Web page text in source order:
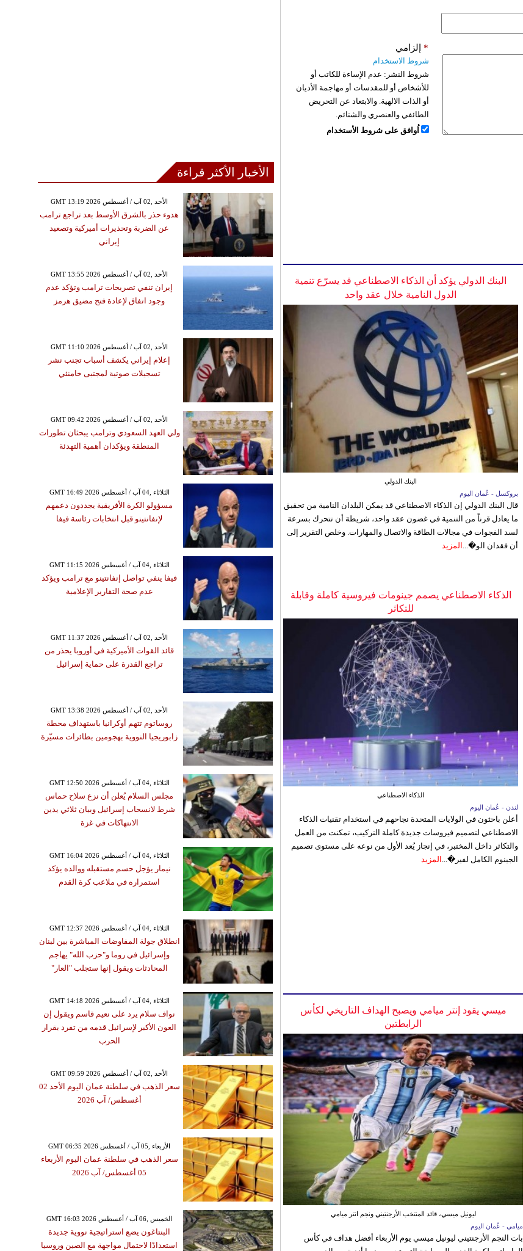
إلزامي *
شروط الاستخدام
شروط النشر: عدم الإساءة للكاتب أو
للأشخاص أو للمقدسات أو مهاجمة الأديان
أو الذات الالهية. والابتعاد عن التحريض
الطائفي والعنصري والشتائم.
اُوافق على شروط الأستخدام
البنك الدولي يؤكد أن الذكاء الاصطناعي قد يسرّع تنمية
الدول النامية خلال عقد واحد
البنك الدولي
بروكسل - عُمان اليوم
قال البنك الدولي إن الذكاء الاصطناعي قد يمكن البلدان النامية من تحقيق
ما يعادل قرناً من التنمية في غضون عقد واحد، شريطة أن تتحرك بسرعة
لسد الفجوات في مجالات الطاقة والاتصال والمهارات. وخلص التقرير إلى
أن فقدان الو�... المزيد
الذكاء الاصطناعي يصمم جينومات فيروسية كاملة وقابلة
للتكاثر
الذكاء الاصطناعي
لندن - عُمان اليوم
أعلن باحثون في الولايات المتحدة نجاحهم في استخدام تقنيات الذكاء
الاصطناعي لتصميم فيروسات جديدة كاملة التركيب، تمكنت من العمل
والتكاثر داخل المختبر، في إنجاز يُعد الأول من نوعه على مستوى تصميم
الجينوم الكامل لفير�... المزيد
ميسي يقود إنتر ميامي ويصبح الهداف التاريخي لكأس
الرابطتين
ليونيل ميسي، قائد المنتخب الأرجنتيني ونجم انتر ميامي
ميامي - عُمان اليوم
بات النجم الأرجنتيني ليونيل ميسي يوم الأربعاء أفضل هداف في كأس
الأخبار الأكثر قراءة
GMT 13:19 2026 الأحد ,02 آب / أغسطس
هدوء حذر بالشرق الأوسط بعد تراجع ترامب
عن الضربة وتحذيرات أميركية وتصعيد
إيراني
GMT 13:55 2026 الأحد ,02 آب / أغسطس
إيران تنفي تصريحات ترامب وتؤكد عدم
وجود اتفاق لإعادة فتح مضيق هرمز
GMT 11:10 2026 الأحد ,02 آب / أغسطس
إعلام إيراني يكشف أسباب تجنب نشر
تسجيلات صوتية لمجتبى خامنئي
GMT 09:42 2026 الأحد ,02 آب / أغسطس
ولي العهد السعودي وترامب يبحثان تطورات
المنطقة ويؤكدان أهمية التهدئة
GMT 16:49 2026 الثلاثاء ,04 آب / أغسطس
مسؤولو الكرة الأفريقية يجددون دعمهم
لإنفانتينو قبل انتخابات رئاسة فيفا
GMT 11:15 2026 الثلاثاء ,04 آب / أغسطس
فيفا ينفي تواصل إنفانتينو مع ترامب ويؤكد
عدم صحة التقارير الإعلامية
GMT 11:37 2026 الأحد ,02 آب / أغسطس
قائد القوات الأميركية في أوروبا يحذر من
تراجع القدرة على حماية إسرائيل
GMT 13:38 2026 الأحد ,02 آب / أغسطس
روساتوم تتهم أوكرانيا باستهداف محطة
زابوريجيا النووية بهجومين بطائرات مسيّرة
GMT 12:50 2026 الثلاثاء ,04 آب / أغسطس
مجلس السلام يُعلن أن نزع سلاح حماس
شرط لانسحاب إسرائيل وبيان ثلاثي يدين
الانتهاكات في غزة
GMT 16:04 2026 الثلاثاء ,04 آب / أغسطس
نيمار يؤجل حسم مستقبله ووالده يؤكد
استمراره في ملاعب كرة القدم
GMT 12:37 2026 الثلاثاء ,04 آب / أغسطس
انطلاق جولة المفاوضات المباشرة بين لبنان
وإسرائيل في روما و"حزب الله" يهاجم
المحادثات ويقول إنها ستجلب "العار"
GMT 14:18 2026 الثلاثاء ,04 آب / أغسطس
نواف سلام يرد على نعيم قاسم ويقول إن
العون الأكبر لإسرائيل قدمه من تفرد بقرار
الحرب
GMT 09:59 2026 الأحد ,02 آب / أغسطس
سعر الذهب في سلطنة عمان اليوم الأحد 02
أغسطس/ آب 2026
GMT 06:35 2026 الأربعاء ,05 آب / أغسطس
سعر الذهب في سلطنة عمان اليوم الأربعاء
05 أغسطس/ آب 2026
GMT 16:03 2026 الخميس ,06 آب / أغسطس
البنتاغون يضع استراتيجية نووية جديدة
استعدادًا لاحتمال مواجهة مع الصين وروسيا